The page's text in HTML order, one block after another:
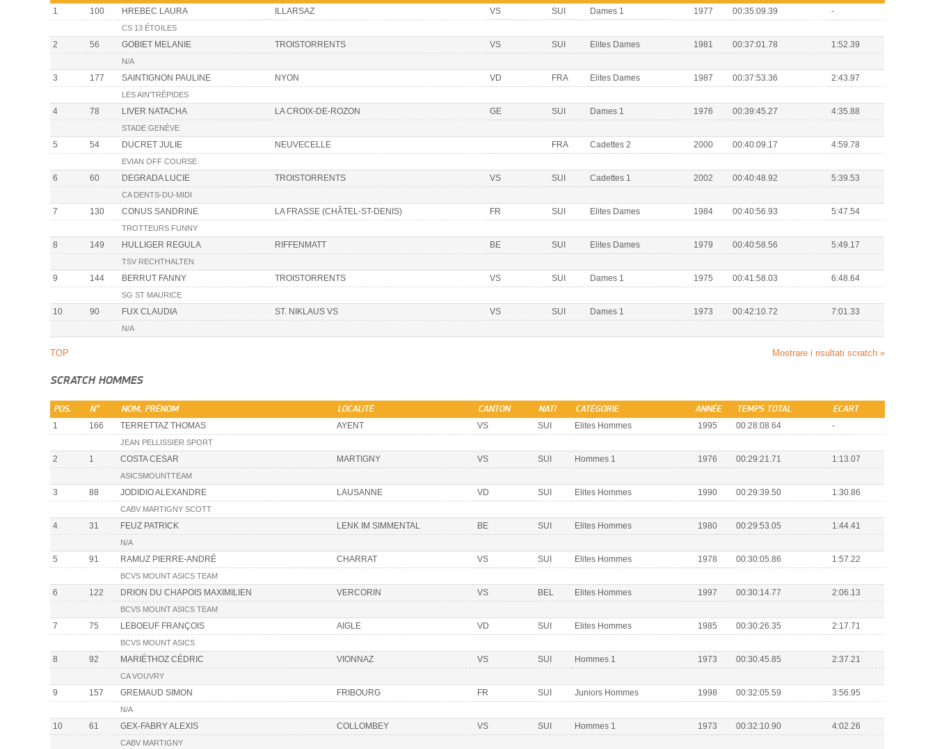
1 100 HREBEC LAURA ILLARSAZ VS SUI Dames 1 1977 00:35:09.39 -
CS 13 ÉTOILES
2 56 GOBIET MELANIE TROISTORRENTS VS SUI Elites Dames 1981 00:37:01.78 1:52.39
N/A
3 177 SAINTIGNON PAULINE NYON VD FRA Elites Dames 1987 00:37:53.36 2:43.97
LES AIN'TRÉPIDES
4 78 LIVER NATACHA LA CROIX-DE-ROZON GE SUI Dames 1 1976 00:39:45.27 4:35.88
STADE GENÈVE
5 54 DUCRET JULIE NEUVECELLE FRA Cadettes 2 2000 00:40:09.17 4:59.78
EVIAN OFF COURSE
6 60 DEGRADA LUCIE TROISTORRENTS VS SUI Cadettes 1 2002 00:40:48.92 5:39.53
CA DENTS-DU-MIDI
7 130 CONUS SANDRINE LA FRASSE (CHÂTEL-ST-DENIS) FR SUI Elites Dames 1984 00:40:56.93 5:47.54
TROTTEURS FUNNY
8 149 HULLIGER REGULA RIFFENMATT BE SUI Elites Dames 1979 00:40:58.56 5:49.17
TSV RECHTHALTEN
9 144 BERRUT FANNY TROISTORRENTS VS SUI Dames 1 1975 00:41:58.03 6:48.64
SG ST MAURICE
10 90 FUX CLAUDIA ST. NIKLAUS VS VS SUI Dames 1 1973 00:42:10.72 7:01.33
N/A
TOP Mostrare i risultati scratch »
SCRATCH HOMMES
POS. N° NOM, PRÉNOM LOCALITÉ CANTON NATI CATÉGORIE ANNÉE TEMPS TOTAL ECART
1 166 TERRETTAZ THOMAS AYENT VS SUI Elites Hommes 1995 00:28:08.64 -
JEAN PELLISSIER SPORT
2 1 COSTA CESAR MARTIGNY VS SUI Hommes 1 1976 00:29:21.71 1:13.07
ASICSMOUNTTEAM
3 88 JODIDIO ALEXANDRE LAUSANNE VD SUI Elites Hommes 1990 00:29:39.50 1:30.86
CABV MARTIGNY SCOTT
4 31 FEUZ PATRICK LENK IM SIMMENTAL BE SUI Elites Hommes 1980 00:29:53.05 1:44.41
N/A
5 91 RAMUZ PIERRE-ANDRÉ CHARRAT VS SUI Elites Hommes 1978 00:30:05.86 1:57.22
BCVS MOUNT ASICS TEAM
6 122 DRION DU CHAPOIS MAXIMILIEN VERCORIN VS BEL Elites Hommes 1997 00:30:14.77 2:06.13
BCVS MOUNT ASICS TEAM
7 75 LEBOEUF FRANÇOIS AIGLE VD SUI Elites Hommes 1985 00:30:26.35 2:17.71
BCVS MOUNT ASICS
8 92 MARIÉTHOZ CÉDRIC VIONNAZ VS SUI Hommes 1 1973 00:30:45.85 2:37.21
CA VOUVRY
9 157 GREMAUD SIMON FRIBOURG FR SUI Juniors Hommes 1998 00:32:05.59 3:56.95
N/A
10 61 GEX-FABRY ALEXIS COLLOMBEY VS SUI Hommes 1 1973 00:32:10.90 4:02.26
CABV MARTIGNY